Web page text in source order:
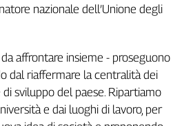
nazionale dell’Unione degli
affrontare insieme - proseguono
dal riaffermare la centralità dei
sviluppo del paese. Ripartiamo
e dai luoghi di lavoro, per